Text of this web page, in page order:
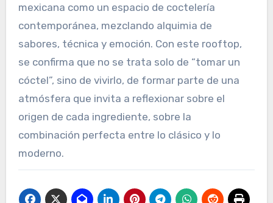
mexicana como un espacio de coctelería
contemporánea, mezclando alquimia de
sabores, técnica y emoción. Con este rooftop,
se confirma que no se trata solo de “tomar un
cóctel”, sino de vivirlo, de formar parte de una
atmósfera que invita a reflexionar sobre el
origen de cada ingrediente, sobre la
combinación perfecta entre lo clásico y lo
moderno.